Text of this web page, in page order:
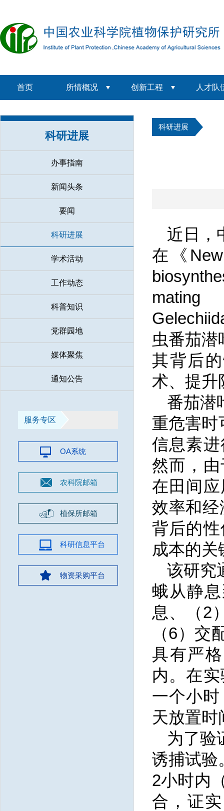
首页 所情概况 创新工程 人才队
科研进展
办事指南
新闻头条
要闻
科研进展
学术活动
工作动态
科普知识
党群园地
媒体聚焦
通知公告
服务专区
OA系统
农科院邮箱
植保所邮箱
科研信息平台
物资采购平台
科研进展
近日，
在《
虫番茄潜
其背后
术、提升
番茄潜
重危害时
信息素
然而，
在田间
效率和
背后的
成本的关
该研究
蛾从静
息、（2
（6）
具有严
内。在
一个小
天放置时
为了验
诱捕试验
2小时内
合，证